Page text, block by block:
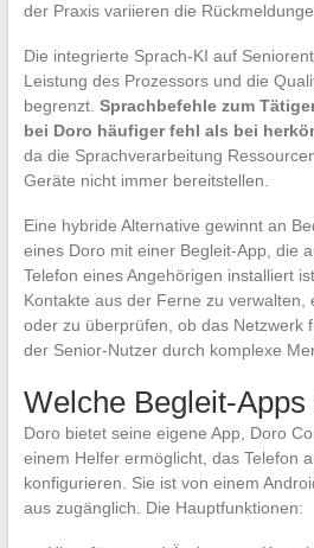
der Praxis variieren die
Die integrierte Sprach-KI auf
Leistung des Prozessors und die
begrenzt. Sprachbefehle zum
bei Doro häufiger fehl als bei
da die Sprachverarbeitung
Geräte nicht immer bereitstellen.
Eine hybride Alternative gewinnt an
eines Doro mit einer Begleit-App, die
Telefon eines Angehörigen installiert
Kontakte aus der Ferne zu verwalten,
oder zu überprüfen, ob das Netzwerk
der Senior-Nutzer durch komplexe
Welche Begleit-
Doro bietet seine eigene App, Doro
einem Helfer ermöglicht, das Telefon
konfigurieren. Sie ist von einem
aus zugänglich. Die Hauptfunktionen: